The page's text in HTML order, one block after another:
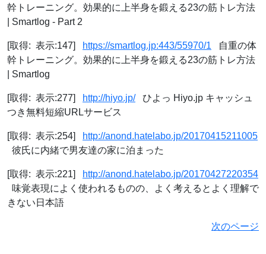
幹トレーニング。効果的に上半身を鍛える23の筋トレ方法
| Smartlog - Part 2
[取得: 表示:147] https://smartlog.jp:443/55970/1 自重の体
幹トレーニング。効果的に上半身を鍛える23の筋トレ方法
| Smartlog
[取得: 表示:277] http://hiyo.jp/ひよっ Hiyo.jp キャッシュ
つき無料短縮URLサービス
[取得: 表示:254]
http://anond.hatelabo.jp/20170415211005
彼氏に内緒で男友達の家に泊まった
[取得: 表示:221]
http://anond.hatelabo.jp/20170427220354
味覚表現によく使われるものの、よく考えるとよく理解で
きない日本語
次のページ